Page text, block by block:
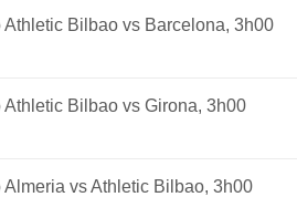
Athletic Bilbao vs Barcelona, 3h00
Athletic Bilbao vs Girona, 3h00
Almeria vs Athletic Bilbao, 3h00